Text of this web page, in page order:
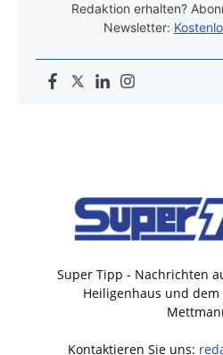
Redaktion erhalten?
Newsletter:
Super Tipp - Nachrichten
Heiligenhaus und dem
Kontaktieren Sie uns: